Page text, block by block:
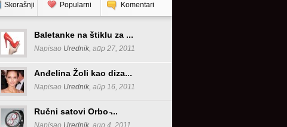
Skorašnji Popularni Komentari
Baletanke na štiklu za ...
Napisao Urednik, апр 27, 2011
Anđelina Žoli kao diza...
Napisao Urednik, апр 16, 2011
Ručni satovi Orbo ̵...
Napisao Urednik, апр 4, 2011